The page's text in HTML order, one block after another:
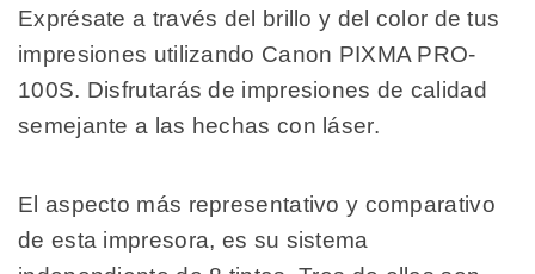
Exprésate a través del brillo y del color de tus
impresiones utilizando Canon PIXMA PRO-
100S. Disfrutarás de impresiones de calidad
semejante a las hechas con láser.
El aspecto más representativo y comparativo
de esta impresora, es su sistema